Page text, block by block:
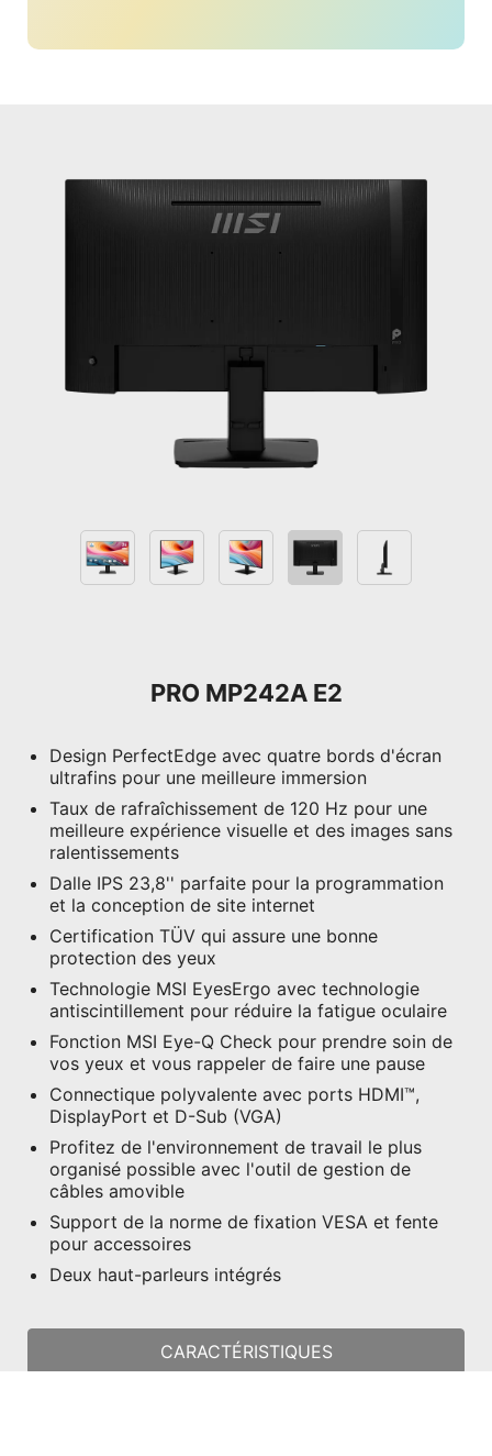
PRO MP242A E2
Design PerfectEdge avec quatre bords d'écran
ultrafins pour une meilleure immersion
Taux de rafraîchissement de 120 Hz pour une
meilleure expérience visuelle et des images sans
ralentissements
Dalle IPS 23,8'' parfaite pour la programmation
et la conception de site internet
Certification TÜV qui assure une bonne
protection des yeux
Technologie MSI EyesErgo avec technologie
antiscintillement pour réduire la fatigue oculaire
Fonction MSI Eye-Q Check pour prendre soin de
vos yeux et vous rappeler de faire une pause
Connectique polyvalente avec ports HDMI™,
DisplayPort et D-Sub (VGA)
Profitez de l'environnement de travail le plus
organisé possible avec l'outil de gestion de
câbles amovible
Support de la norme de fixation VESA et fente
pour accessoires
Deux haut-parleurs intégrés
CARACTÉRISTIQUES